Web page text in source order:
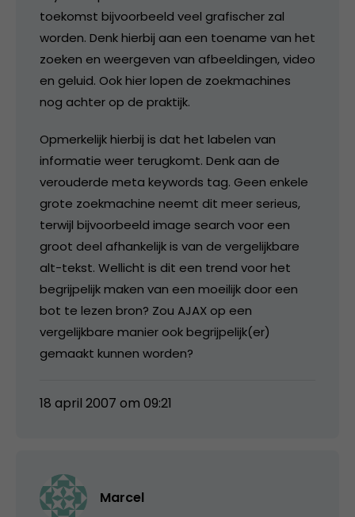
toekomst bijvoorbeeld veel grafischer zal
worden. Denk hierbij aan een toename van het
zoeken en weergeven van afbeeldingen, video
en geluid. Ook hier lopen de zoekmachines
nog achter op de praktijk.
Opmerkelijk hierbij is dat het labelen van
informatie weer terugkomt. Denk aan de
verouderde meta keywords tag. Geen enkele
grote zoekmachine neemt dit meer serieus,
terwijl bijvoorbeeld image search voor een
groot deel afhankelijk is van de vergelijkbare
alt-tekst. Wellicht is dit een trend voor het
begrijpelijk maken van een moeilijk door een
bot te lezen bron? Zou AJAX op een
vergelijkbare manier ook begrijpelijk(er)
gemaakt kunnen worden?
18 april 2007 om 09:21
Marcel